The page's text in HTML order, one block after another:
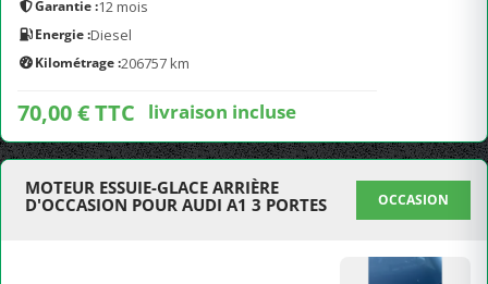
Garantie :12 mois
Energie :Diesel
Kilométrage :206757 km
70,00 € TTC livraison incluse
MOTEUR ESSUIE-GLACE ARRIÈRE
D'OCCASION POUR AUDI A1 3 PORTES
OCCASION